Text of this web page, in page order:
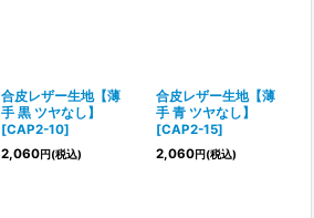
合皮レザー生地【薄
手 黒 ツヤなし】
[CAP2-10]
2,060円(税込)
合皮レザー生地【薄
手 青 ツヤなし】
[CAP2-15]
2,060円(税込)